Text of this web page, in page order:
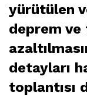
yürütülen
deprem ve
detayları
toplantısı